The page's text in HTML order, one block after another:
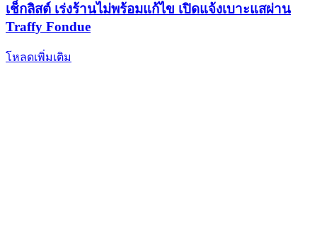
เช็กลิสต์ เร่งร้านไม่พร้อมแก้ไข เปิดแจ้งเบาะแสผ่าน
Traffy Fondue
โหลดเพิ่มเติม